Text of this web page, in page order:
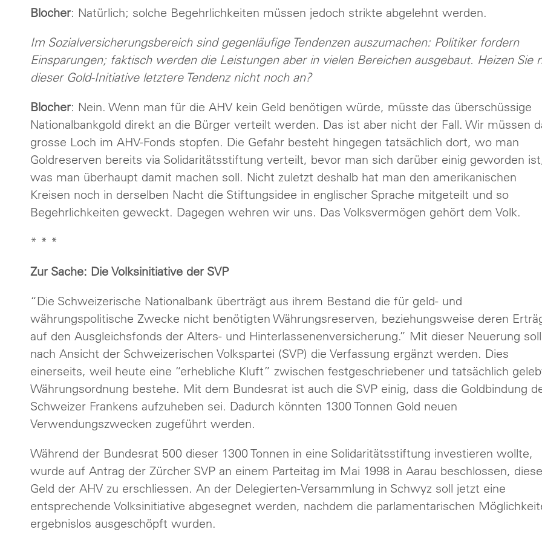
Blocher: Natürlich; solche Begehrlichkeiten müssen jedoch strikte abgelehnt werden.
Im Sozialversicherungsbereich sind gegenläufige Tendenzen auszumachen: Politiker fordern
Einsparungen; faktisch werden die Leistungen aber in vielen Bereichen ausgebaut. Heizen Sie
dieser Gold-Initiative letztere Tendenz nicht noch an?
Blocher: Nein. Wenn man für die AHV kein Geld benötigen würde, müsste das überschüssige
Nationalbankgold direkt an die Bürger verteilt werden. Das ist aber nicht der Fall. Wir müssen
grosse Loch im AHV-Fonds stopfen. Die Gefahr besteht hingegen tatsächlich dort, wo man
Goldreserven bereits via Solidaritätsstiftung verteilt, bevor man sich darüber einig geworden
was man überhaupt damit machen soll. Nicht zuletzt deshalb hat man den amerikanischen
Kreisen noch in derselben Nacht die Stiftungsidee in englischer Sprache mitgeteilt und so
Begehrlichkeiten geweckt. Dagegen wehren wir uns. Das Volksvermögen gehört dem Volk.
* * *
Zur Sache: Die Volksinitiative der SVP
“Die Schweizerische Nationalbank überträgt aus ihrem Bestand die für geld- und
währungspolitische Zwecke nicht benötigten Währungsreserven, beziehungsweise deren
auf den Ausgleichsfonds der Alters- und Hinterlassenenversicherung.” Mit dieser Neuerung soll
nach Ansicht der Schweizerischen Volkspartei (SVP) die Verfassung ergänzt werden. Dies
einerseits, weil heute eine “erhebliche Kluft” zwischen festgeschriebener und tatsächlich
Währungsordnung bestehe. Mit dem Bundesrat ist auch die SVP einig, dass die Goldbindung
Schweizer Frankens aufzuheben sei. Dadurch könnten 1300 Tonnen Gold neuen
Verwendungszwecken zugeführt werden.
Während der Bundesrat 500 dieser 1300 Tonnen in eine Solidaritätsstiftung investieren wollte,
wurde auf Antrag der Zürcher SVP an einem Parteitag im Mai 1998 in Aarau beschlossen,
Geld der AHV zu erschliessen. An der Delegierten-Versammlung in Schwyz soll jetzt eine
entsprechende Volksinitiative abgesegnet werden, nachdem die parlamentarischen
ergebnislos ausgeschöpft wurden.